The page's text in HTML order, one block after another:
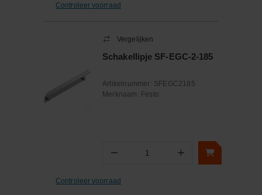
Controleer voorraad
Vergelijken
Schakellipje SF-EGC-2-185
Artikelnummer: SFEGC2185
Merknaam: Festo
− Aantal +
Controleer voorraad